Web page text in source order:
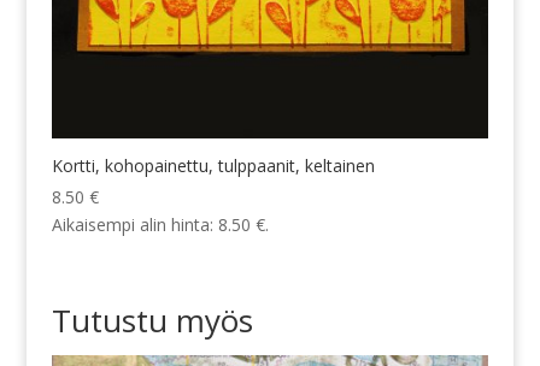
Kortti, kohopainettu, tulppaanit, keltainen
8.50 €
Aikaisempi alin hinta: 8.50 €.
Tutustu myös